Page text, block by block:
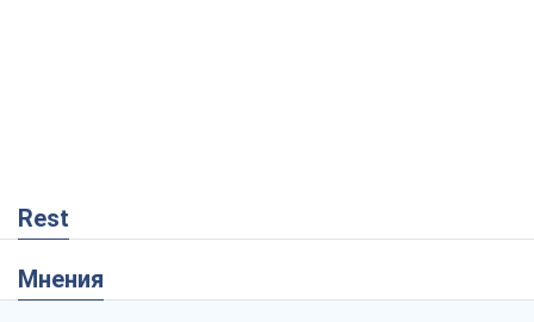
Rest
Мнения